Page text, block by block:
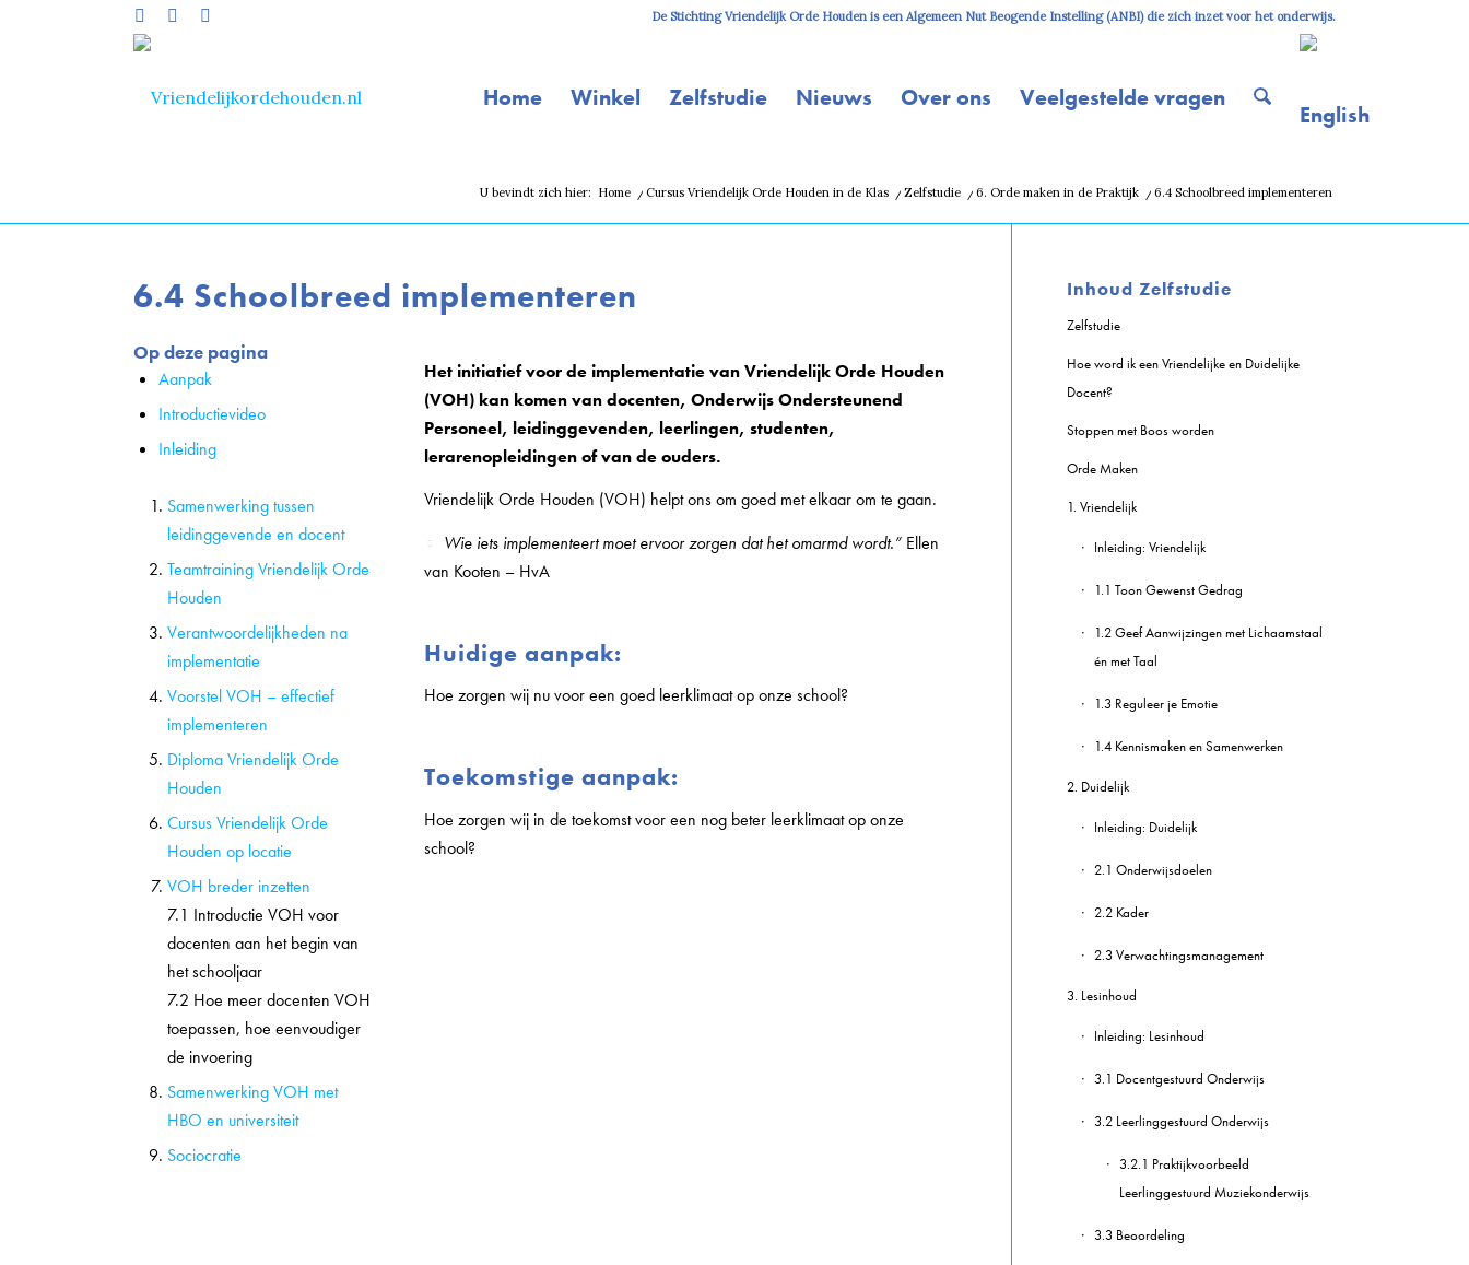
De Stichting Vriendelijk Orde Houden is een Algemeen Nut Beogende Instelling (ANBI) die zich inzet voor het onderwijs.
Home Winkel Zelfstudie Nieuws Over ons Veelgestelde vragen
U bevindt zich hier: Home / Cursus Vriendelijk Orde Houden in de Klas / Zelfstudie / 6. Orde maken in de Praktijk / 6.4 Schoolbreed implementeren
6.4 Schoolbreed implementeren
Op deze pagina
Aanpak
Introductievideo
Inleiding
Samenwerking tussen
leidinggevende en docent
Teamtraining Vriendelijk Orde
Houden
Verantwoordelijkheden na
implementatie
Voorstel VOH – effectief
implementeren
Diploma Vriendelijk Orde
Houden
Cursus Vriendelijk Orde
Houden op locatie
VOH breder inzetten
7.1 Introductie VOH voor
docenten aan het begin van
het schooljaar
7.2 Hoe meer docenten VOH
toepassen, hoe eenvoudiger
de invoering
Samenwerking VOH met
HBO en universiteit
Sociocratie
Het initiatief voor de implementatie van Vriendelijk Orde Houden
(VOH) kan komen van docenten, Onderwijs Ondersteunend
Personeel, leidinggevenden, leerlingen, studenten,
lerarenopleidingen of van de ouders.
Vriendelijk Orde Houden (VOH) helpt ons om goed met elkaar om te gaan.
Wie iets implementeert moet ervoor zorgen dat het omarmd wordt.” Ellen
van Kooten – HvA
Huidige aanpak:
Hoe zorgen wij nu voor een goed leerklimaat op onze school?
Toekomstige aanpak:
Hoe zorgen wij in de toekomst voor een nog beter leerklimaat op onze
school?
Inhoud Zelfstudie
Zelfstudie
Hoe word ik een Vriendelijke en Duidelijke
Docent?
Stoppen met Boos worden
Orde Maken
1. Vriendelijk
Inleiding: Vriendelijk
1.1 Toon Gewenst Gedrag
1.2 Geef Aanwijzingen met Lichaamstaal
én met Taal
1.3 Reguleer je Emotie
1.4 Kennismaken en Samenwerken
2. Duidelijk
Inleiding: Duidelijk
2.1 Onderwijsdoelen
2.2 Kader
2.3 Verwachtingsmanagement
3. Lesinhoud
Inleiding: Lesinhoud
3.1 Docentgestuurd Onderwijs
3.2 Leerlinggestuurd Onderwijs
3.2.1 Praktijkvoorbeeld
Leerlinggestuurd Muziekonderwijs
3.3 Beoordeling